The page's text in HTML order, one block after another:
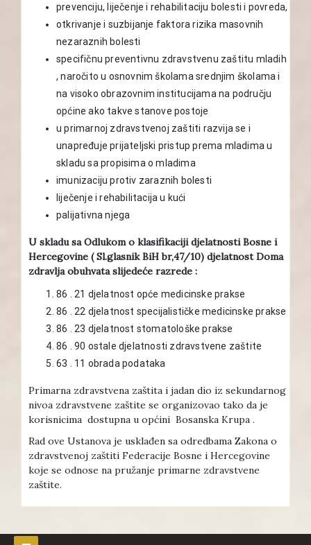
prevenciju, liječenje i rehabilitaciju bolesti i povreda,
otkrivanje i suzbijanje faktora rizika masovnih
nezaraznih bolesti
specifičnu preventivnu zdravstvenu zaštitu mladih
, naročito u osnovnim školama srednjim školama i
na visoko obrazovnim institucijama na području
općine ako takve stanove postoje
u primarnoj zdravstvenoj zaštiti razvija se i
unapređuje prijateljski pristup prema mladima u
skladu sa propisima o mladima
imunizaciju protiv zaraznih bolesti
liječenje i rehabilitacija u kući
palijativna njega
U skladu sa Odlukom o klasifikaciji djelatnosti Bosne i
Hercegovine ( Sl.glasnik BiH br,47/10) djelatnost Doma
zdravlja obuhvata slijedeće razrede :
86 . 21 djelatnost opće medicinske prakse
86 . 22 djelatnost specijalističke medicinske prakse
86 . 23 djelatnost stomatološke prakse
86 . 90 ostale djelatnosti zdravstvene zaštite
63 . 11 obrada podataka
Primarna zdravstvena zaštita i jadan dio iz sekundarnog
nivoa zdravstvene zaštite se organizovao tako da je
korisnicima dostupna u općini Bosanska Krupa .
Rad ove Ustanova je usklađen sa odredbama Zakona o
zdravstvenoj zaštiti Federacije Bosne i Hercegovine
koje se odnose na pružanje primarne zdravstvene
zaštite.